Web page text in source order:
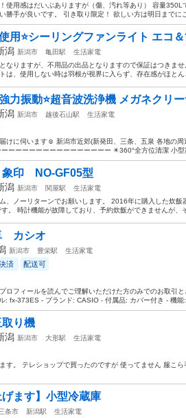
使用感はだいぶありますが（傷、汚れ等あり） 容量
勝手が良いです。 引き取り限定！ 欲しい方は明日までに
用⭐️シーリングファンライト エコ
潟 新潟市 亀田駅
生活家電
なりますが、不用品の出品となりますので保証はつきま
は、使用しない時は羽根が視界に入らず、存在感がほと
力振動⭐️超音波洗浄機 メガネクリ
潟 新潟市 越後石山駅
生活家電
けに伺います☺️ 新潟市近郊(新発田、三条、五泉 各地の
ーーーーーーーーーーーーーーー ✴️360°全方位清潔 小型
印 NO-GF05型
潟 新潟市 関屋駅
生活家電
、ノーリターンでお願いします。 2016年に購入した炊飯
。 時計機能が故障しており、予約炊飯ができませんが、
カシオ
新潟市 豊栄駅 生活家電
済 配送可
ロフィールを読んでご理解いただけた方のみでのお取引
: fx-373ES - ブランド: CASIO - 付属品: カバー付き - 機能:
り機
潟 新潟市 大形駅
生活家電
す。 テレショップで買ったのですが 使ってません 服こ
げます】小型冷蔵庫
条市 新潟駅
生活家電